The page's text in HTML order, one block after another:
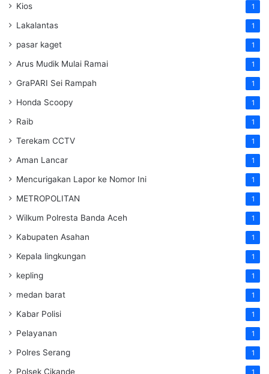
Kios 1
Lakalantas 1
pasar kaget 1
Arus Mudik Mulai Ramai 1
GraPARI Sei Rampah 1
Honda Scoopy 1
Raib 1
Terekam CCTV 1
Aman Lancar 1
Mencurigakan Lapor ke Nomor Ini 1
METROPOLITAN 1
Wilkum Polresta Banda Aceh 1
Kabupaten Asahan 1
Kepala lingkungan 1
kepling 1
medan barat 1
Kabar Polisi 1
Pelayanan 1
Polres Serang 1
Polsek Cikande 1